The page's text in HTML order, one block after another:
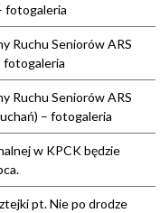
fotogaleria
Ruchu Seniorów ARS
fotogaleria
Ruchu Seniorów ARS
– fotogaleria
w KPCK będzie
pt. Nie po drodze